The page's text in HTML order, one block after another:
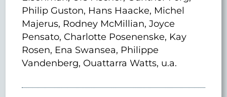
Philip Guston, Hans Haacke, Michel
Majerus, Rodney McMillian, Joyce
Pensato, Charlotte Posenenske, Kay
Rosen, Ena Swansea, Philippe
Vandenberg, Ouattarra Watts, u.a.